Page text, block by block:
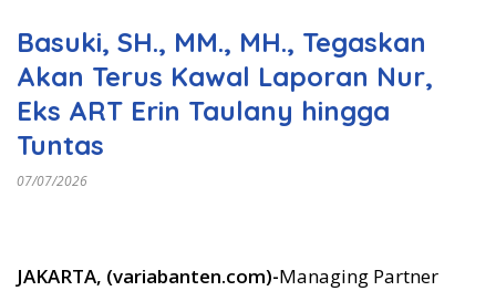
Basuki, SH., MM., MH., Tegaskan
Akan Terus Kawal Laporan Nur,
Eks ART Erin Taulany hingga
Tuntas
07/07/2026
JAKARTA, (variabanten.com)-Managing Partner